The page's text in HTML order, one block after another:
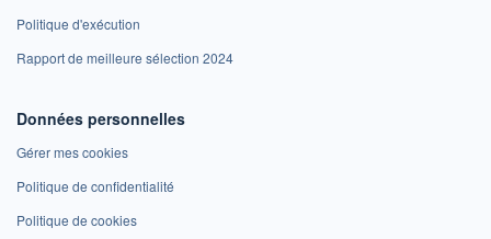
Politique d'exécution
Rapport de meilleure sélection 2024
Données personnelles
Gérer mes cookies
Politique de confidentialité
Politique de cookies